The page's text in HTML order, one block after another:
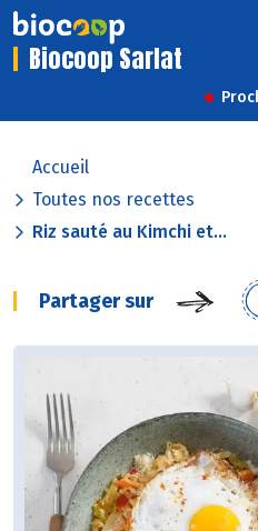
Biocoop Sarlat
Accueil
Toutes nos recettes
Riz sauté au Kimchi et...
Partager sur